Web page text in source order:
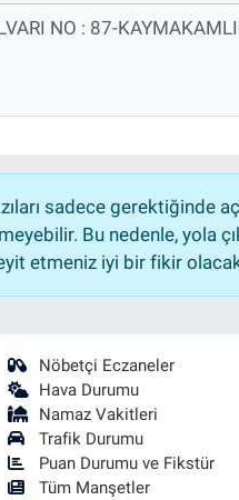
NO : 87-
sadece gerektiğinde
Bu nedenle, yola
etmeniz iyi bir fikir
Nöbetçi Eczaneler
Hava Durumu
Namaz Vakitleri
Trafik Durumu
Puan Durumu ve Fikstür
Tüm Manşetler